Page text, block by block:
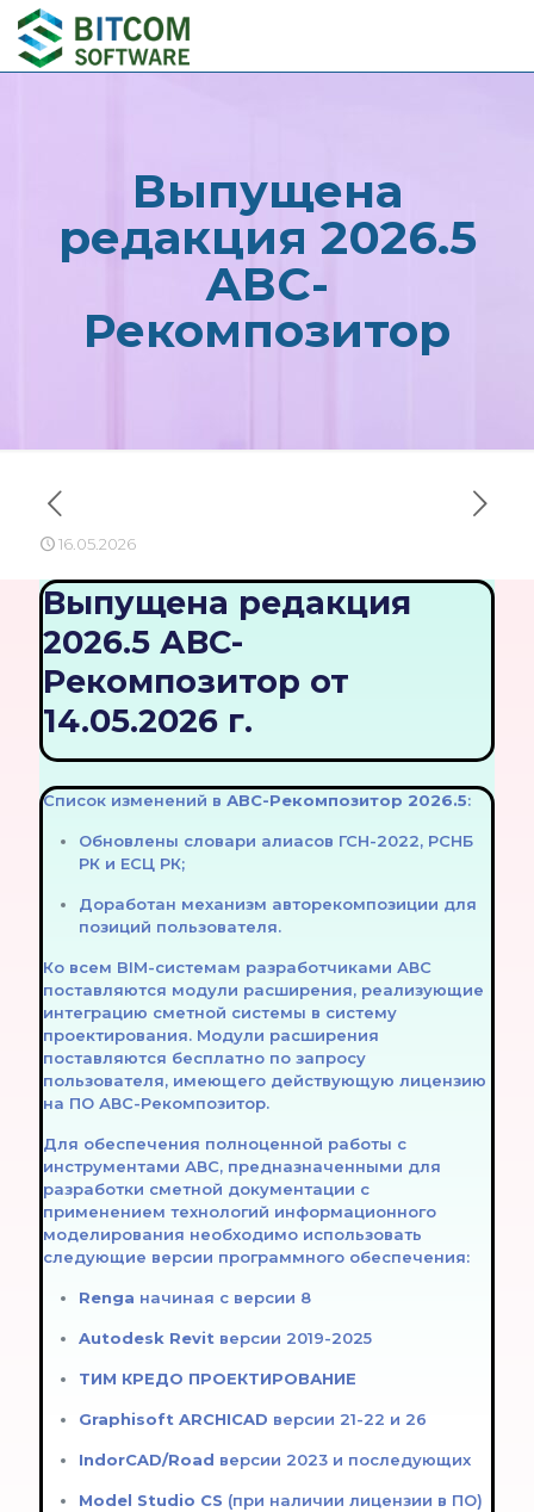
Выпущена
редакция 2026.5
АВС-
Рекомпозитор
16.05.2026
Выпущена редакция
2026.5 АВС-
Рекомпозитор от
14.05.2026 г.
Список изменений в АВС-Рекомпозитор 2026.5:
Обновлены словари алиасов ГСН-2022, РСНБ
РК и ЕСЦ РК;
Доработан механизм авторекомпозиции для
позиций пользователя.
Ко всем BIM-системам разработчиками АВС
поставляются модули расширения, реализующие
интеграцию сметной системы в систему
проектирования. Модули расширения
поставляются бесплатно по запросу
пользователя, имеющего действующую лицензию
на ПО АВС-Рекомпозитор.
Для обеспечения полноценной работы с
инструментами АВС, предназначенными для
разработки сметной документации с
применением технологий информационного
моделирования необходимо использовать
следующие версии программного обеспечения:
Renga начиная с версии 8
Autodesk Revit версии 2019-2025
ТИМ КРЕДО ПРОЕКТИРОВАНИЕ
Graphisoft ARCHICAD версии 21-22 и 26
IndorCAD/Road версии 2023 и последующих
Model Studio CS (при наличии лицензии в ПО)